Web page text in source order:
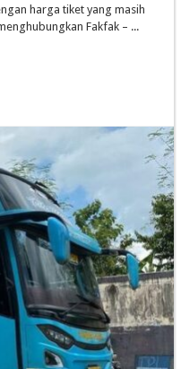
harga tiket yang masih
Fakfak – ...